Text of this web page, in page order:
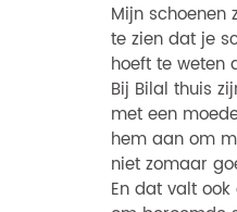
Mijn schoenen
te zien dat je
hoeft te weten
Bij Bilal thuis
met een
hem aan om
niet zomaar
En dat valt